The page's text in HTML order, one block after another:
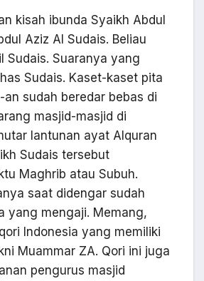
kisah ibunda Syaikh Abdul
Aziz Al Sudais. Beliau
Sudais. Suaranya yang
Sudais. Kaset-kaset pita
an sudah beredar bebas di
masjid-masjid di
lantunan ayat Alquran
Sudais tersebut
Maghrib atau Subuh.
saat didengar sudah
yang mengaji. Memang,
Indonesia yang memiliki
Muammar ZA. Qori ini juga
pengurus masjid